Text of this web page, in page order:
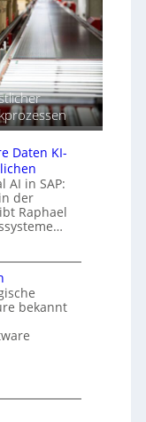
Daten KI-
AI in SAP:
der
Raphael
bekannt